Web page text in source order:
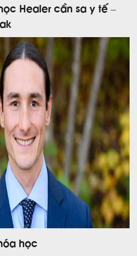
Healer cần sa y tế –
học